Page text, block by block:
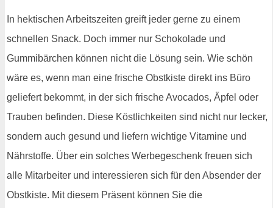
In hektischen Arbeitszeiten greift jeder gerne zu einem
schnellen Snack. Doch immer nur Schokolade und
Gummibärchen können nicht die Lösung sein. Wie schön
wäre es, wenn man eine frische Obstkiste direkt ins Büro
geliefert bekommt, in der sich frische Avocados, Äpfel oder
Trauben befinden. Diese Köstlichkeiten sind nicht nur lecker,
sondern auch gesund und liefern wichtige Vitamine und
Nährstoffe. Über ein solches Werbegeschenk freuen sich
alle Mitarbeiter und interessieren sich für den Absender der
Obstkiste. Mit diesem Präsent können Sie die